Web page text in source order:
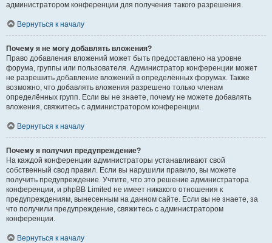
администратором конференции для получения такого разрешения.
Вернуться к началу
Почему я не могу добавлять вложения?
Право добавления вложений может быть предоставлено на уровне
форума, группы или пользователя. Администратор конференции может
не разрешить добавление вложений в определённых форумах. Также
возможно, что добавлять вложения разрешено только членам
определённых групп. Если вы не знаете, почему не можете добавлять
вложения, свяжитесь с администратором конференции.
Вернуться к началу
Почему я получил предупреждение?
На каждой конференции администраторы устанавливают свой
собственный свод правил. Если вы нарушили правило, вы можете
получить предупреждение. Учтите, что это решение администратора
конференции, и phpBB Limited не имеет никакого отношения к
предупреждениям, вынесенным на данном сайте. Если вы не знаете, за
что получили предупреждение, свяжитесь с администратором
конференции.
Вернуться к началу